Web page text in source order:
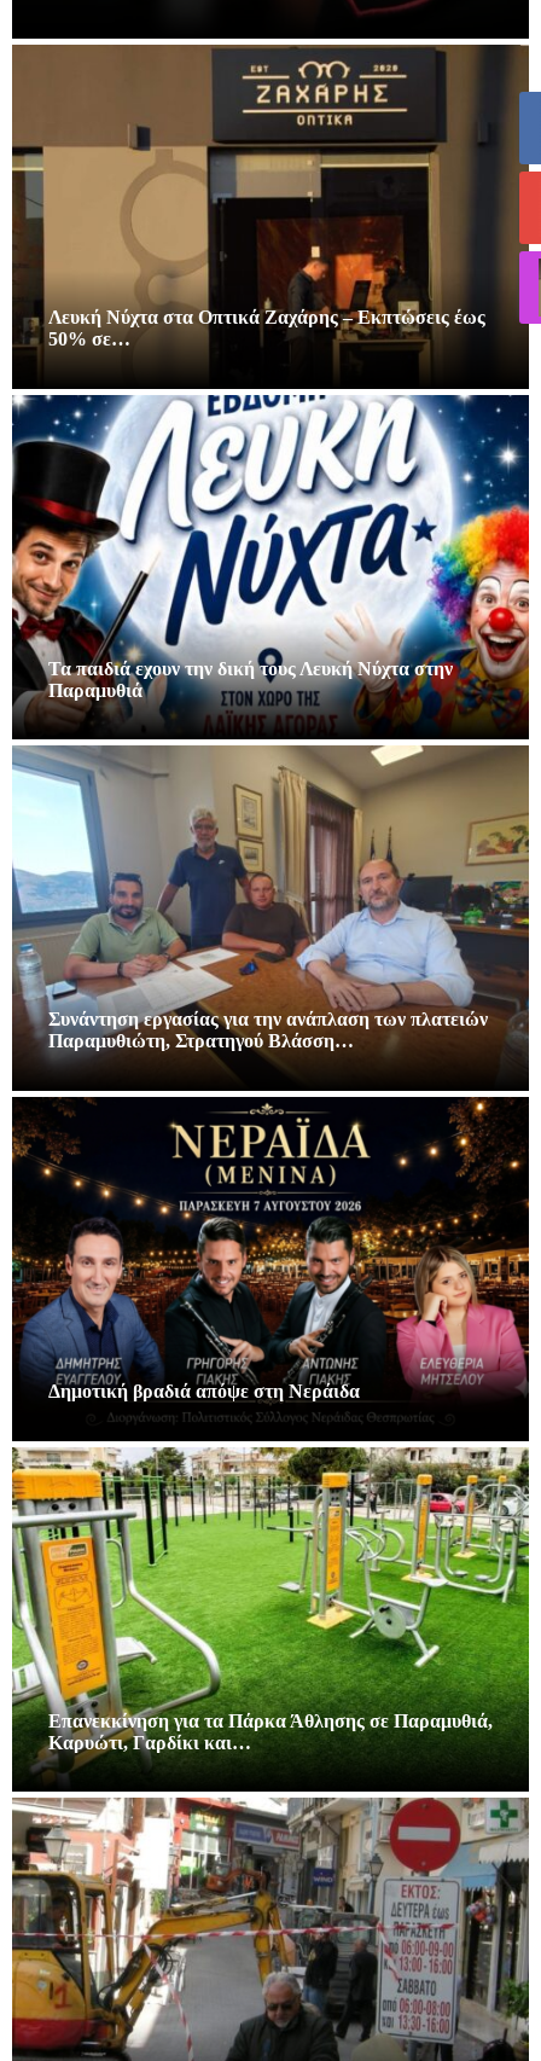
Λευκή Νύχτα στα Οπτικά Ζαχάρης – Εκπτώσεις έως
50% σε…
Τα παιδιά εχουν την δική τους Λευκή Νύχτα στην
Παραμυθιά
Συνάντηση εργασίας για την ανάπλαση των πλατειών
Παραμυθιώτη, Στρατηγού Βλάσση…
Δημοτική βραδιά απόψε στη Νεράιδα
Επανεκκίνηση για τα Πάρκα Άθλησης σε Παραμυθιά,
Καρυώτι, Γαρδίκι και…